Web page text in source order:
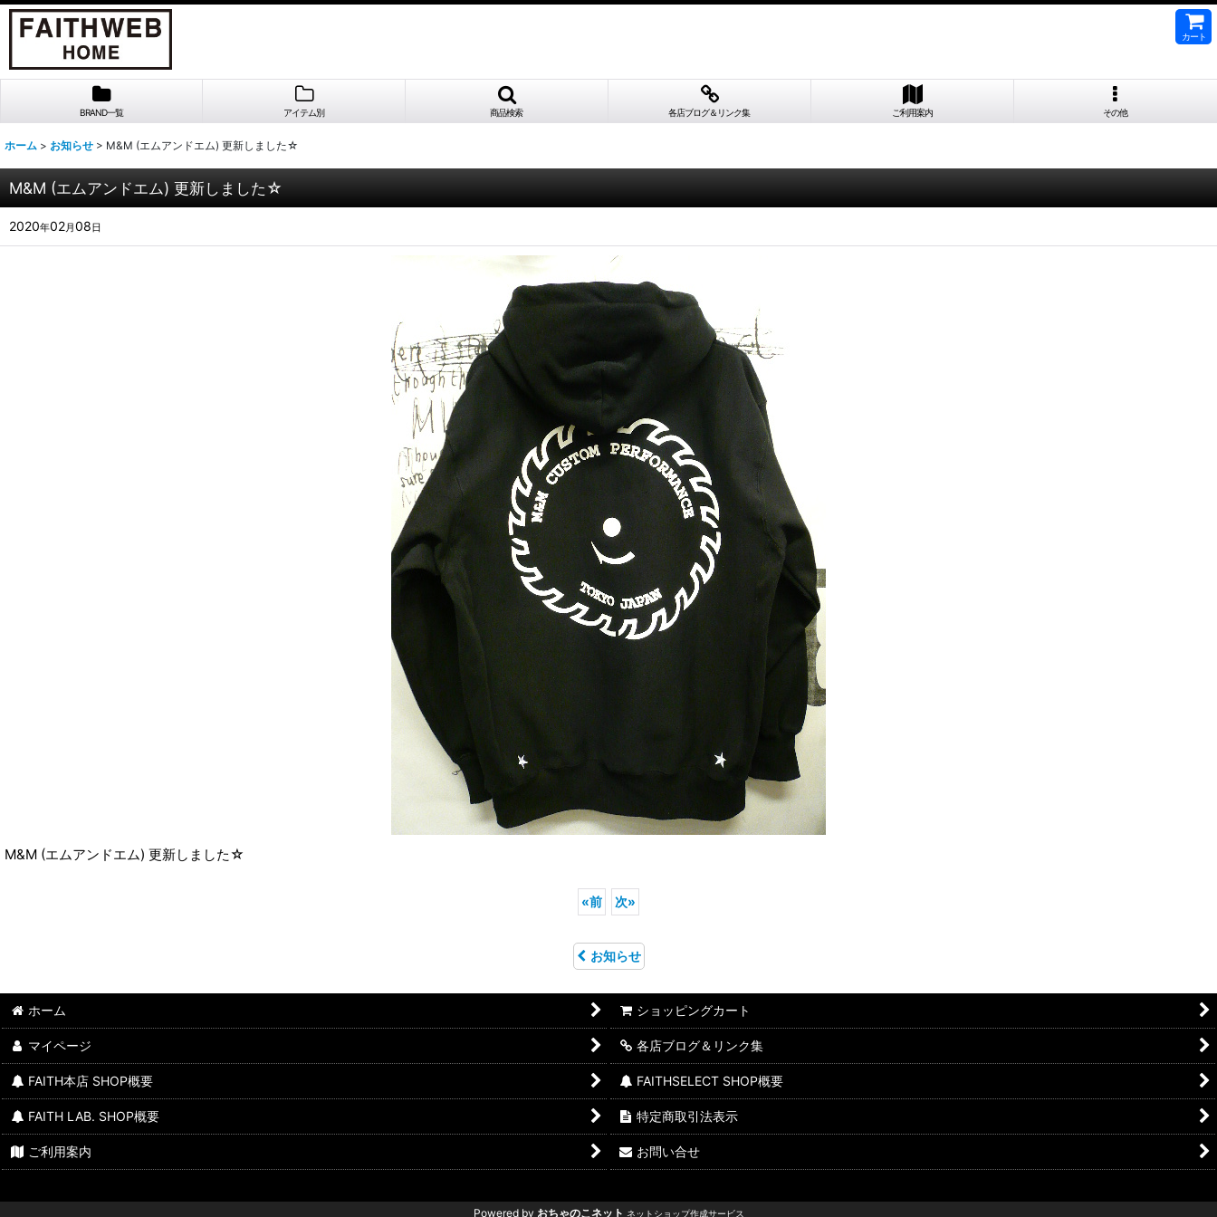
カート
BRAND一覧 アイテム別 商品検索 各店ブログ＆リンク集 ご利用案内 その他
ホーム > お知らせ > M&M (エムアンドエム) 更新しました☆
M&M (エムアンドエム) 更新しました☆
2020年02月08日
M&M (エムアンドエム) 更新しました☆
«前 次»
お知らせ
ホーム ショッピングカート
マイページ 各店ブログ＆リンク集
FAITH本店 SHOP概要 FAITHSELECT SHOP概要
FAITH LAB. SHOP概要 特定商取引法表示
ご利用案内 お問い合せ
Powered by おちゃのこネット ネットショップ作成サービス